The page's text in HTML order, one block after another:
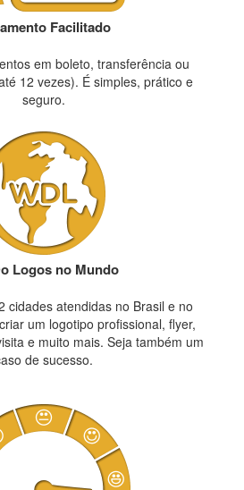
Facilitado
em boleto, transferência ou
12 vezes). É simples, prático e
seguro.
Logos no Mundo
cidades atendidas no Brasil e no
um logotipo profissional, flyer,
e muito mais. Seja também um
de sucesso.